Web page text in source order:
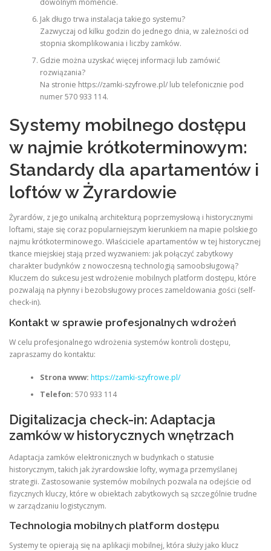
Jak długo trwa instalacja takiego systemu?
Zazwyczaj od kilku godzin do jednego dnia, w zależności od
stopnia skomplikowania i liczby zamków.
Gdzie można uzyskać więcej informacji lub zamówić
rozwiązania?
Na stronie https://zamki-szyfrowe.pl/ lub telefonicznie pod
numer 570 933 114.
Systemy mobilnego dostępu
w najmie krótkoterminowym:
Standardy dla apartamentów i
loftów w Żyrardowie
Żyrardów, z jego unikalną architekturą poprzemysłową i historycznymi
loftami, staje się coraz popularniejszym kierunkiem na mapie polskiego
najmu krótkoterminowego. Właściciele apartamentów w tej historycznej
tkance miejskiej stają przed wyzwaniem: jak połączyć zabytkowy
charakter budynków z nowoczesną technologią samoobsługową?
Kluczem do sukcesu jest wdrożenie mobilnych platform dostępu, które
pozwalają na płynny i bezobsługowy proces zameldowania gości (self-
check-in).
Kontakt w sprawie profesjonalnych wdrożeń
W celu profesjonalnego wdrożenia systemów kontroli dostępu,
zapraszamy do kontaktu:
Strona www: https://zamki-szyfrowe.pl/
Telefon: 570 933 114
Digitalizacja check-in: Adaptacja
zamków w historycznych wnętrzach
Adaptacja zamków elektronicznych w budynkach o statusie
historycznym, takich jak żyrardowskie lofty, wymaga przemyślanej
strategii. Zastosowanie systemów mobilnych pozwala na odejście od
fizycznych kluczy, które w obiektach zabytkowych są szczególnie trudne
w zarządzaniu logistycznym.
Technologia mobilnych platform dostępu
Systemy te opierają się na aplikacji mobilnej, która służy jako klucz